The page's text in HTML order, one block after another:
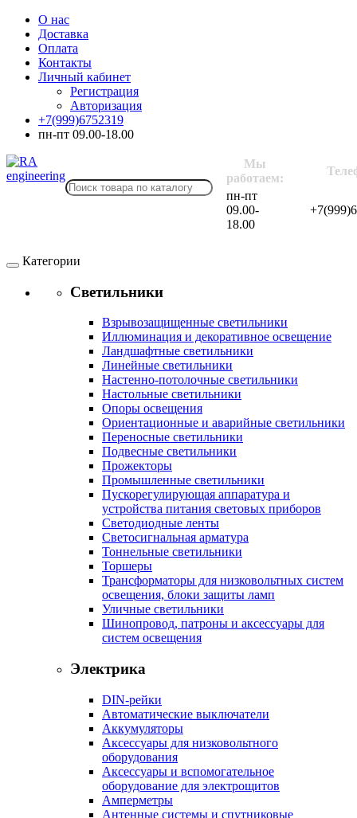
О нас
Доставка
Оплата
Контакты
Личный кабинет
Регистрация
Авторизация
+7(999)6752319
пн-пт 09.00-18.00
Мы
работаем:
пн-пт
09.00-
18.00
Категории
Светильники
Взрывозащищенные светильники
Иллюминация и декоративное освещение
Ландшафтные светильники
Линейные светильники
Настенно-потолочные светильники
Настольные светильники
Опоры освещения
Ориентационные и аварийные светильники
Переносные светильники
Подвесные светильники
Прожекторы
Промышленные светильники
Пускорегулирующая аппаратура и
устройства питания световых приборов
Светодиодные ленты
Светосигнальная арматура
Тоннельные светильники
Торшеры
Трансформаторы для низковольтных систем
освещения, блоки защиты ламп
Уличные светильники
Шинопровод, патроны и аксессуары для
систем освещения
Электрика
DIN-рейки
Автоматические выключатели
Аккумуляторы
Аксессуары для низковольтного
оборудования
Аксессуары и вспомогательное
оборудование для электрощитов
Амперметры
Антенные системы и спутниковые